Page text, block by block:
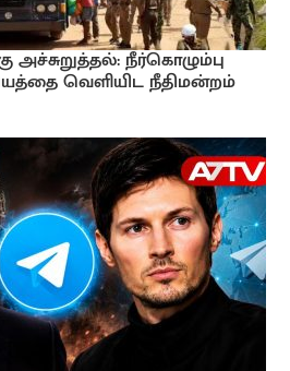
அச்சுறுத்தல்: நீர்கொழும்பு
வெளியிட நீதிமன்றம்